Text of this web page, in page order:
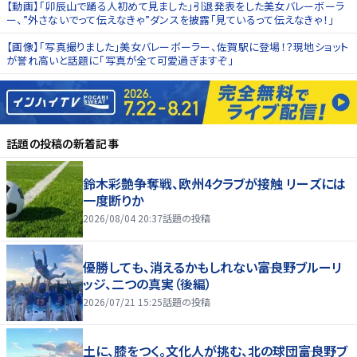
【動画】「卯辰山で踊る人初めて見ました」引退発表をした美女バレーボーラ
ー、”外さないでって伝えなきゃ”ダンスを披露「見ているって伝えなきゃ！」
【画像】「写真撮りました」美女バレーボーラー、佐賀駅に登場！？現地ショット
が誉れ高いと話題に「写真が全て可愛過ぎますぞ」
話題の投稿の新着記事
鈴木彩艶争奪戦、欧州4クラブが接触 リーズには
一度断りか
2026/08/04 20:37話題の投稿
優勝しても、消えるかもしれない――富良野ブルーリ
ッジ、二つの真実（後編）
2026/07/21 15:25話題の投稿
土に、膝をつく。文化人が挑む、北の球団――富良野ブ